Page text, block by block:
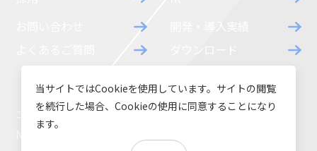
コラム
お知らせ
当サイトではCookieを使用しています。サイトの閲覧
を続行した場合、Cookieの使用に同意することになり
ます。